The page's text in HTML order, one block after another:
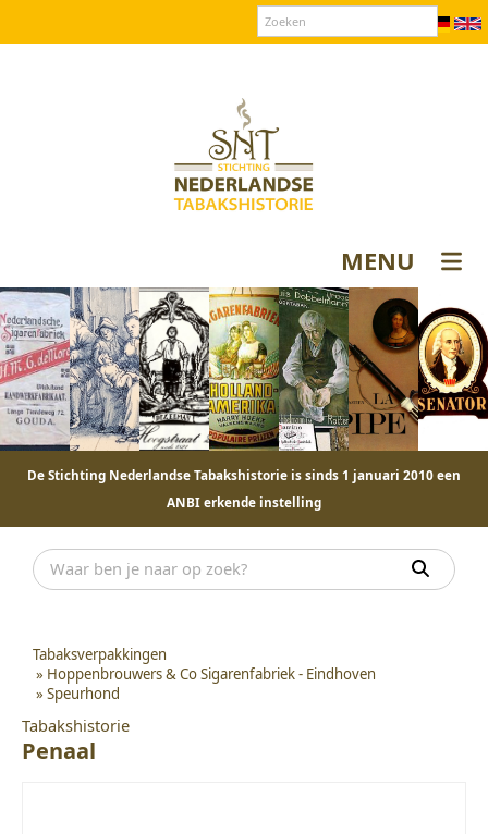
MENU
De Stichting Nederlandse Tabakshistorie is sinds 1 januari 2010 een
ANBI erkende instelling
Tabaksverpakkingen
» Hoppenbrouwers & Co Sigarenfabriek - Eindhoven
» Speurhond
Tabakshistorie
Penaal